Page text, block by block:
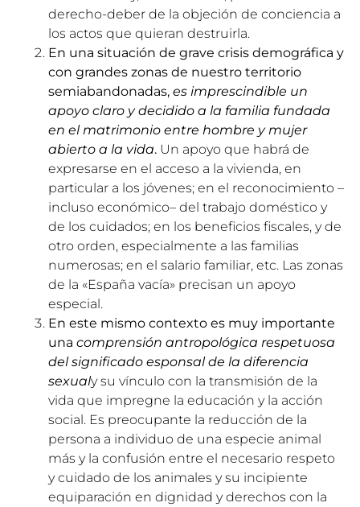
derecho-deber de la objeción de conciencia a
los actos que quieran destruirla.
En una situación de grave crisis demográfica y
con grandes zonas de nuestro territorio
semiabandonadas, es imprescindible un
apoyo claro y decidido a la familia fundada
en el matrimonio entre hombre y mujer
abierto a la vida. Un apoyo que habrá de
expresarse en el acceso a la vivienda, en
particular a los jóvenes; en el reconocimiento –
incluso económico– del trabajo doméstico y
de los cuidados; en los beneficios fiscales, y de
otro orden, especialmente a las familias
numerosas; en el salario familiar, etc. Las zonas
de la «España vacía» precisan un apoyo
especial.
En este mismo contexto es muy importante
una comprensión antropológica respetuosa
del significado esponsal de la diferencia
sexualy su vínculo con la transmisión de la
vida que impregne la educación y la acción
social. Es preocupante la reducción de la
persona a individuo de una especie animal
más y la confusión entre el necesario respeto
y cuidado de los animales y su incipiente
equiparación en dignidad y derechos con la